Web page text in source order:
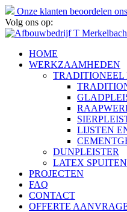
Onze klanten beoordelen
Volg ons op:
HOME
WERKZAAMHEDEN
TRADITIONEEL
LIJSTEN
DUNPLEISTER
LATEX SPUITEN
PROJECTEN
FAQ
CONTACT
OFFERTE